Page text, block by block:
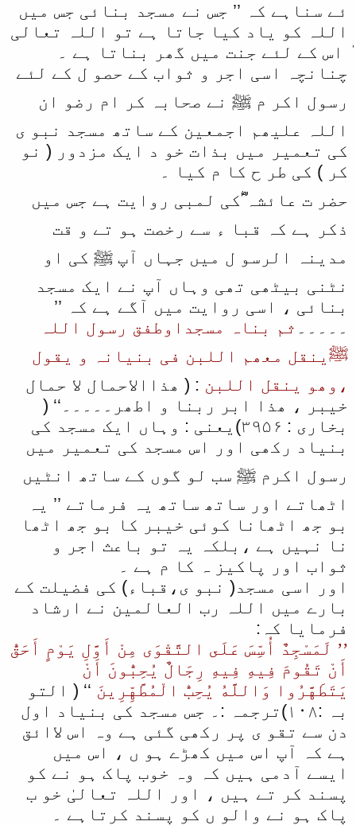
ئے سناہے کہ ’’ جس نے مسجد بنائی جس میں
اللہ کو یاد کیا جاتا ہے تو اللہ تعالی
ٰ اس کے لئے جنت میں گھر بناتا ہے ۔
چنانچہ اسی اجر و ثواب کے حصو ل کے لئے
رسول اکر م ﷺ نے صحابہ کر ام رضو ان
اللہ علیھم اجمعین کے ساتھ مسجد نبو ی
کی تعمیر میں بذات خو د ایک مزدور ( نو
کر ) کی طر ح کا م کیا ۔
حضر ت عائشہ ؓکی لمبی روایت ہے جس میں
ذکر ہے کہ قبا ء سے رخصت ہو تے و قت
مدینہ الرسو ل میں جہاں آپ ﷺ کی او
نٹنی بیٹھی تھی وہاں آپ نے ایک مسجد
بنائی ، اسی روایت میں آگے ہے کہ ’’
۔۔۔۔۔ ثم بناہ مسجداوطفق رسول اللہ
ﷺینقل معھم اللبن فی بنیانہ و یقول
،وھو ینقل اللبن : ( ھذاالاحمال لا حمال
خیبر ، ھذا ابر ربنا و اطھر۔۔۔۔۔‘‘ (
بخاری : ۳۹۵۶)یعنی : وہاں ایک مسجد کی
بنیاد رکھی اور اس مسجد کی تعمیر میں
رسول اکرم ﷺ سب لو گوں کے ساتھ انٹیں
اٹھاتے اور ساتھ ساتھ یہ فرماتے ’’ یہ
بو جھ اٹھانا کوئی خیبر کا بو جھ اٹھا
نا نہیں ہے ،بلکہ یہ تو باعث اجر و
ثواب اور پاکیز ہ کا م ہے ۔
اور اسی مسجد( نبو ی،قباء) کی فضیلت کے
بارے میں اللہ رب العالمین نے ارشاد
فرمایا کہ:
’’ لَمَسْجِدٌ أُسِّسَ عَلَى التَّقْوَى مِنْ أَوَّلِ يَوْمٍ أَحَقُّ
أَنْ تَقُومَ فِيهِ فِيهِ رِجَالٌ يُحِبُّونَ أَنْ
يَتَطَهَّرُوا وَاللَّهُ يُحِبُّ الْمُطَّهِّرِينَ ‘‘ ( التو
بہ :۱۰۸)ترجمہ :۔ جس مسجد کی بنیاد اول
دن سے تقو ی پر رکھی گئی ہے وہ اس لاائق
ہے کہ آپ اس میں کھڑے ہو ں ، اس میں
ایسے آدمی ہیں کہ وہ خوب پاک ہو نے کو
پسند کر تے ہیں ، اور اللہ تعالیٰ خو ب
پاک ہو نے والو ں کو پسند کرتاہے ۔